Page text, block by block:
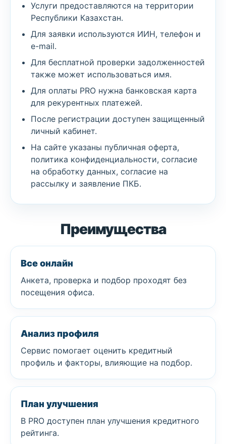
Услуги предоставляются на территории
Республики Казахстан.
Для заявки используются ИИН, телефон и
e-mail.
Для бесплатной проверки задолженностей
также может использоваться имя.
Для оплаты PRO нужна банковская карта
для рекурентных платежей.
После регистрации доступен защищенный
личный кабинет.
На сайте указаны публичная оферта,
политика конфиденциальности, согласие
на обработку данных, согласие на
рассылку и заявление ПКБ.
Преимущества
Все онлайн
Анкета, проверка и подбор проходят без
посещения офиса.
Анализ профиля
Сервис помогает оценить кредитный
профиль и факторы, влияющие на подбор.
План улучшения
В PRO доступен план улучшения кредитного
рейтинга.